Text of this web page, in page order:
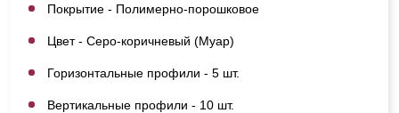
Покрытие - Полимерно-порошковое
Цвет - Серо-коричневый (Муар)
Горизонтальные профили - 5 шт.
Вертикальные профили - 10 шт.